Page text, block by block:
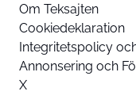
Om Teksajten
Cookiedeklaration
Integritetspolicy
Annonsering och
X